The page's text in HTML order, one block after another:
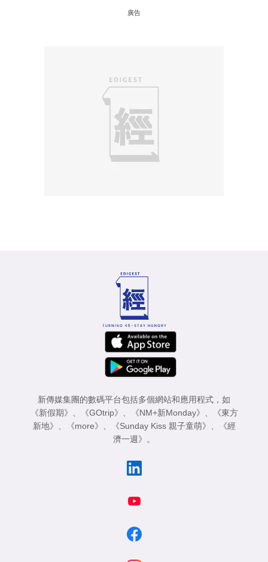
廣告
新傳媒集團的數碼平台包括多個網站和應用程式，如
《新假期》 、 《GOtrip》 、 《NM+新Monday》 、
《東方
新地》 、 《more》 、 《Sunday Kiss 親子童萌》 、
《經
濟一週》 。